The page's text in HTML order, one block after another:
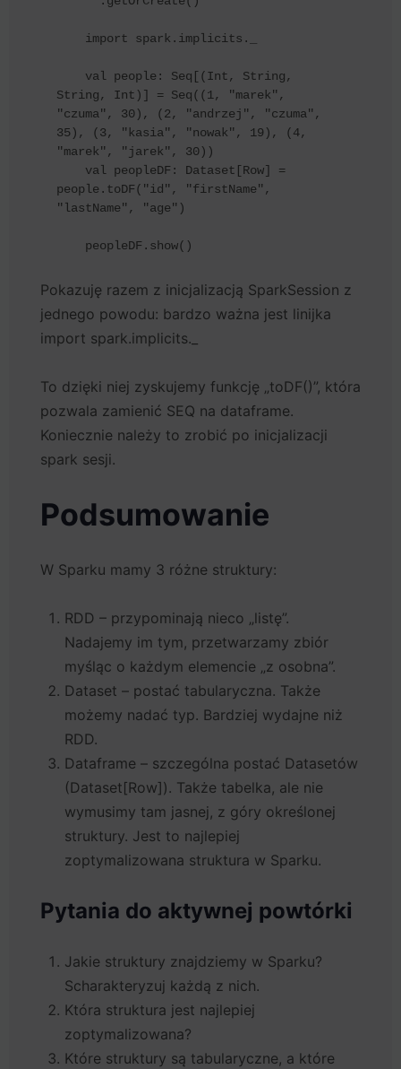
String, Int)] = Seq((1, "marek",
"czuma", 30), (2, "andrzej", "czuma",
35), (3, "kasia", "nowak", 19), (4,
"marek", "jarek", 30))
people.toDF("id", "firstName",
"lastName", "age")
    peopleDF.show()
Pokazuję razem z inicjalizacją SparkSession z
jednego powodu: bardzo ważna jest linijka
import spark.implicits._
To dzięki niej zyskujemy funkcję „toDF()”, która
pozwala zamienić SEQ na dataframe.
Koniecznie należy to zrobić po inicjalizacji
spark sesji.
Podsumowanie
W Sparku mamy 3 różne struktury:
RDD – przypominają nieco „listę”.
Nadajemy im tym, przetwarzamy zbiór
myśląc o każdym elemencie „z osobna”.
Dataset – postać tabularyczna. Także
możemy nadać typ. Bardziej wydajne niż
RDD.
Dataframe – szczególna postać Datasetów
(Dataset[Row]). Także tabelka, ale nie
wymusimy tam jasnej, z góry określonej
struktury. Jest to najlepiej
zoptymalizowana struktura w Sparku.
Pytania do aktywnej powtórki
Jakie struktury znajdziemy w Sparku?
Scharakteryzuj każdą z nich.
Która struktura jest najlepiej
zoptymalizowana?
Które struktury są tabularyczne, a które